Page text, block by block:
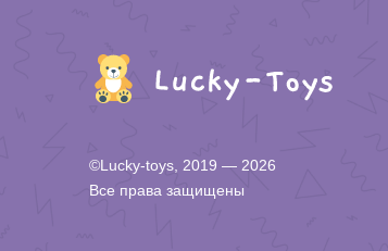
©Lucky-toys, 2019 — 2026
Все права защищены